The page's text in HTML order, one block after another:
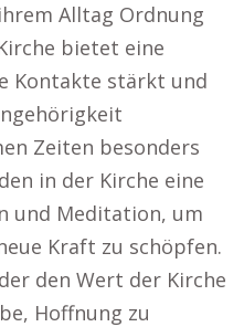
Alltag Ordnung
bietet eine
Kontakte stärkt und
Zeiten besonders
in der Kirche eine
und Meditation, um
Kraft zu schöpfen.
den Wert der Kirche
Hoffnung zu